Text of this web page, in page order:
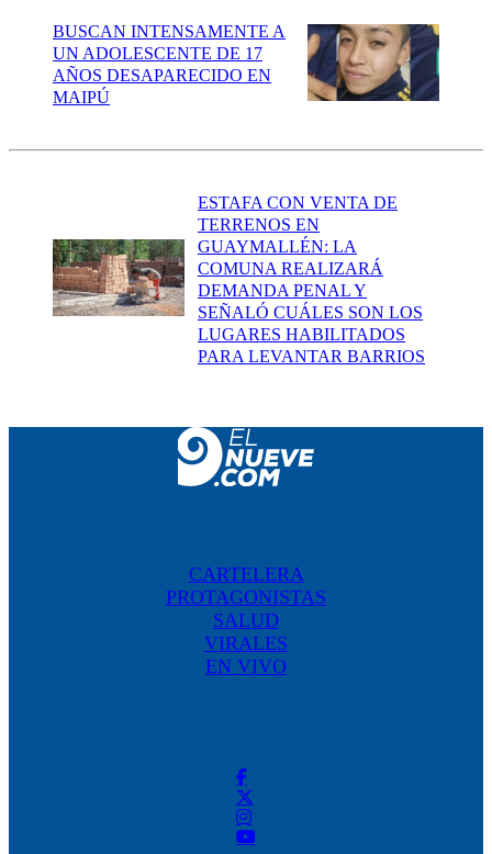
BUSCAN INTENSAMENTE A
UN ADOLESCENTE DE 17
AÑOS DESAPARECIDO EN
MAIPÚ
ESTAFA CON VENTA DE
TERRENOS EN
GUAYMALLÉN: LA
COMUNA REALIZARÁ
DEMANDA PENAL Y
SEÑALÓ CUÁLES SON LOS
LUGARES HABILITADOS
PARA LEVANTAR BARRIOS
CARTELERA
PROTAGONISTAS
SALUD
VIRALES
EN VIVO